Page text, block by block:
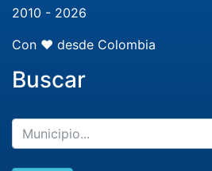
2010 - 2026
Con ❤️ desde Colombia
Buscar